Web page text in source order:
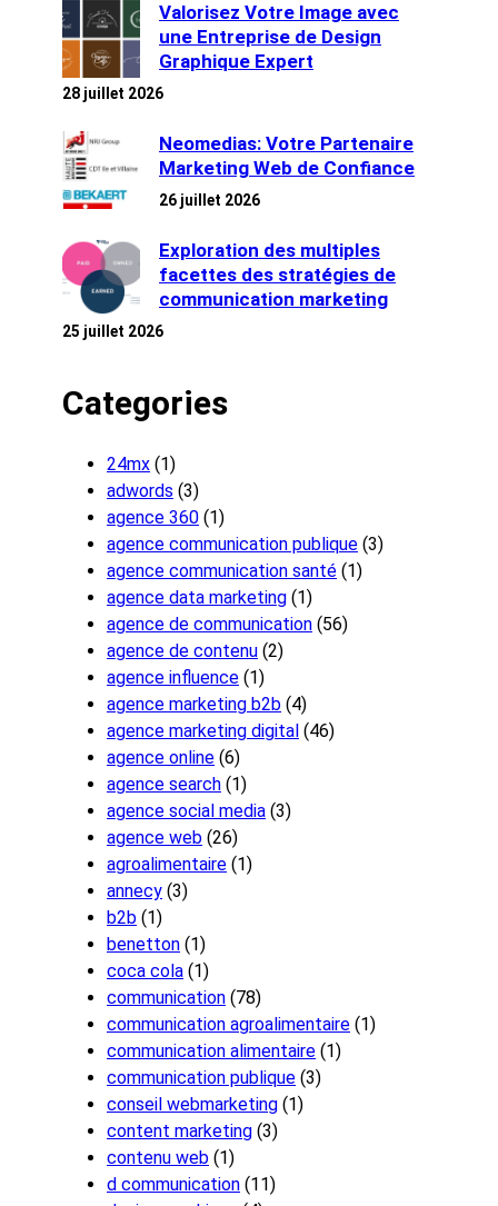
Valorisez Votre Image avec
une Entreprise de Design
Graphique Expert
28 juillet 2026
Neomedias: Votre Partenaire
Marketing Web de Confiance
26 juillet 2026
Exploration des multiples
facettes des stratégies de
communication marketing
25 juillet 2026
Categories
24mx (1)
adwords (3)
agence 360 (1)
agence communication publique (3)
agence communication santé (1)
agence data marketing (1)
agence de communication (56)
agence de contenu (2)
agence influence (1)
agence marketing b2b (4)
agence marketing digital (46)
agence online (6)
agence search (1)
agence social media (3)
agence web (26)
agroalimentaire (1)
annecy (3)
b2b (1)
benetton (1)
coca cola (1)
communication (78)
communication agroalimentaire (1)
communication alimentaire (1)
communication publique (3)
conseil webmarketing (1)
content marketing (3)
contenu web (1)
d communication (11)